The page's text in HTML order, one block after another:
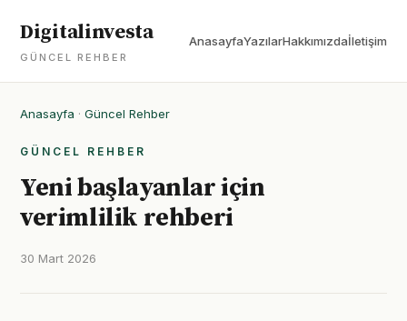
Digitalinvesta
GÜNCEL REHBER
AnasayfaYazılarHakkımızdaİletişim
Anasayfa · Güncel Rehber
GÜNCEL REHBER
Yeni başlayanlar için
verimlilik rehberi
30 Mart 2026